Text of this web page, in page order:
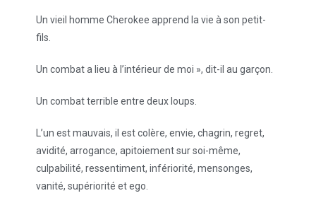
Un vieil homme Cherokee apprend la vie à son petit-
fils.
Un combat a lieu à l’intérieur de moi », dit-il au garçon.
Un combat terrible entre deux loups.
L’un est mauvais, il est colère, envie, chagrin, regret,
avidité, arrogance, apitoiement sur soi-même,
culpabilité, ressentiment, infériorité, mensonges,
vanité, supériorité et ego.